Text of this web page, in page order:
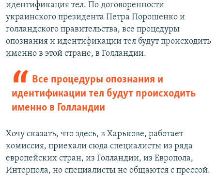
идентификация тел. По договоренности
украинского президента Петра Порошенко и
голландского правительства, все процедуры
опознания и идентификации тел будут происходить
именно в этой стране, в Голландии.
Все процедуры опознания и
идентификации тел будут происходить
именно в Голландии
Хочу сказать, что здесь, в Харькове, работает
комиссия, приехали сюда специалисты из ряда
европейских стран, из Голландии, из Европола,
Интерпола, но специалисты не общаются с прессой.